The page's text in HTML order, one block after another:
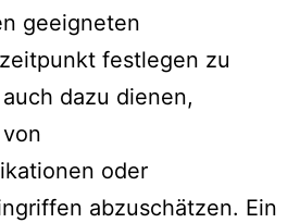
geeigneten
festlegen zu
dazu dienen,
oder
abzuschätzen. Ein